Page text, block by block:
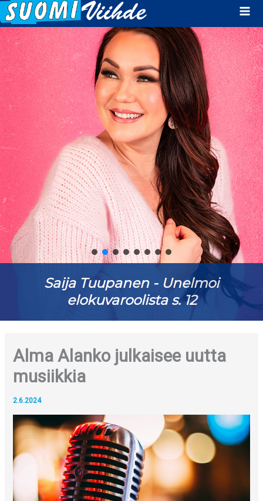
Saija Tuupanen - Unelmoi
elokuvaroolista s. 12
Alma Alanko julkaisee uutta
musiikkia
2.6.2024